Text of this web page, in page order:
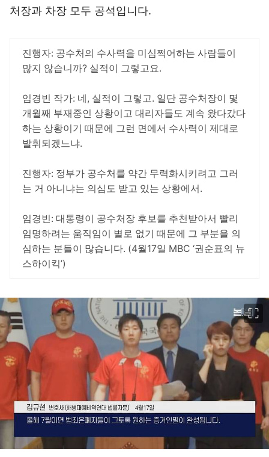
처장과 차장 모두 공석입니다.
진행자: 공수처의 수사력을 미심쩍어하는 사람들이
많지 않습니까? 실적이 그렇고요.
임경빈 작가: 네, 실적이 그렇고. 일단 공수처장이 몇
개월째 부재중인 상황이고 대리자들도 계속 왔다갔다
하는 상황이기 때문에 그런 면에서 수사력이 제대로
발휘되겠느냐.
진행자: 정부가 공수처를 약간 무력화시키려고 그러
는 거 아니냐는 의심도 받고 있는 상황에서.
임경빈: 대통령이 공수처장 후보를 추천받아서 빨리
임명하려는 움직임이 별로 없기 때문에 그 부분을 의
심하는 분들이 많습니다. (4월17일 MBC ‘권순표의 뉴
스하이킥’)